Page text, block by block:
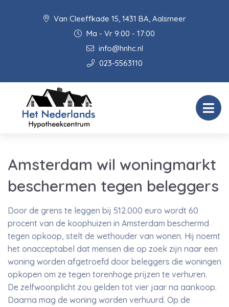
Van Cleeffkade 15, 1431 BA, Aalsmeer
Ma - Vr 9:00 - 17:00
info@hnhc.nl
023-5563110
Amsterdam wil woningmarkt
beschermen tegen beleggers
Door de grens te leggen bij 512.000 euro wordt 60
procent van de koophuizen in Amsterdam beschermd
tegen opkoop, stelt de wethouder van wonen. Hij noemt
het onacceptabel dat mensen die op zoek zijn naar een
woning worden afgetroefd door beleggers die woningen
opkopen om ze tegen torenhoge prijzen te verhuren.
De zelfwoonplicht zou gelden tot vier jaar na aankoop.
Daarna mag de woning worden verhuurd. Op de